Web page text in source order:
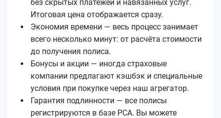
без скрытых платежей и навязанных услуг.
Итоговая цена отображается сразу.
Экономия времени — весь процесс занимает
всего несколько минут: от расчёта стоимости
до получения полиса.
Бонусы и акции — иногда страховые
компании предлагают кэшбэк и специальные
условия при покупке через наш агрегатор.
Гарантия подлинности — все полисы
регистрируются в базе РСА. Вы можете